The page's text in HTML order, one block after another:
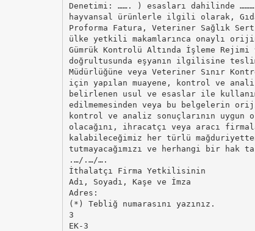
Denetimi: ……. ) esasları dahilinde
hayvansal ürünlerle ilgili olarak, Gıda
Proforma Fatura, Veteriner Sağlık
ülke yetkili makamlarınca onaylı
Gümrük Kontrolü Altında İşleme
doğrultusunda eşyanın ilgilisine
Müdürlüğüne veya Veteriner Sınır
için yapılan muayene, kontrol ve
belirlenen usul ve esaslar ile
edilmemesinden veya bu belgelerin
kontrol ve analiz sonuçlarının uygun
olacağını, ihracatçı veya aracı
kalabileceğimiz her türlü mağduriyetten
tutmayacağımızı ve herhangi bir hak
.…/.…/….
İthalatçı Firma Yetkilisinin
Adı, Soyadı, Kaşe ve İmza
Adres:
(*) Tebliğ numarasını yazınız.
3
EK-3